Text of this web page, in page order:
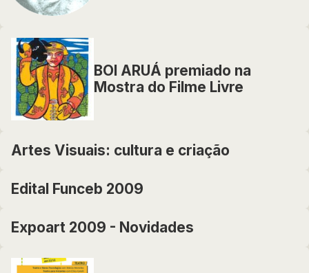
BOI ARUÁ premiado na
Mostra do Filme Livre
Artes Visuais: cultura e criação
Edital Funceb 2009
Expoart 2009 - Novidades